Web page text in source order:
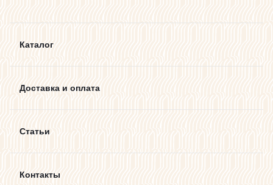
Каталог
Доставка и оплата
Статьи
Контакты